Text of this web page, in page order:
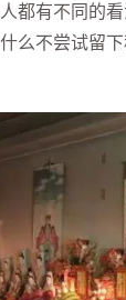
都有不同的
么不尝试留